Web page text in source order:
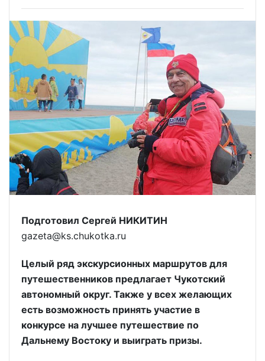
Подготовил Сергей НИКИТИН
gazeta@ks.chukotka.ru
Целый ряд экскурсионных маршрутов для
путешественников предлагает Чукотский
автономный округ. Также у всех желающих
есть возможность принять участие в
конкурсе на лучшее путешествие по
Дальнему Востоку и выиграть призы.